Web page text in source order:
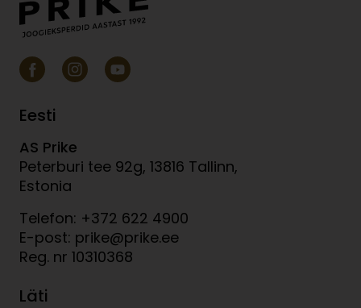
Eesti
AS Prike
Peterburi tee 92g, 13816 Tallinn,
Estonia
Telefon: +372 622 4900
E-post: prike@prike.ee
Reg. nr 10310368
Läti